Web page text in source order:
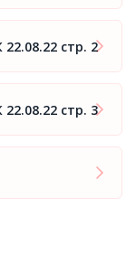
стр. 2
стр. 3